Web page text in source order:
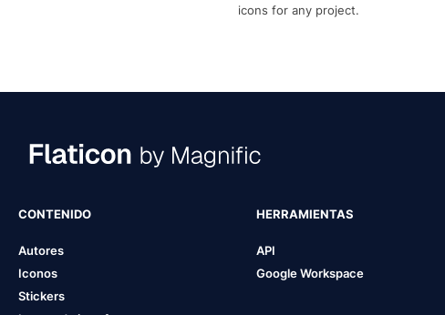
icons for any project.
CONTENIDO
Autores
Iconos
Stickers
HERRAMIENTAS
API
Google Workspace